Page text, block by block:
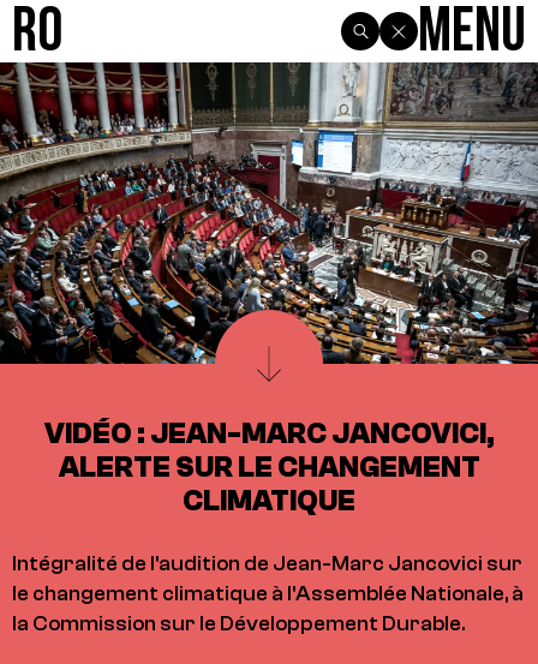
R0 Menu
VIDÉO : JEAN-MARC JANCOVICI,
ALERTE SUR LE CHANGEMENT
CLIMATIQUE
Intégralité de l'audition de Jean-Marc Jancovici sur
le changement climatique à l'Assemblée Nationale, à
la Commission sur le Développement Durable.